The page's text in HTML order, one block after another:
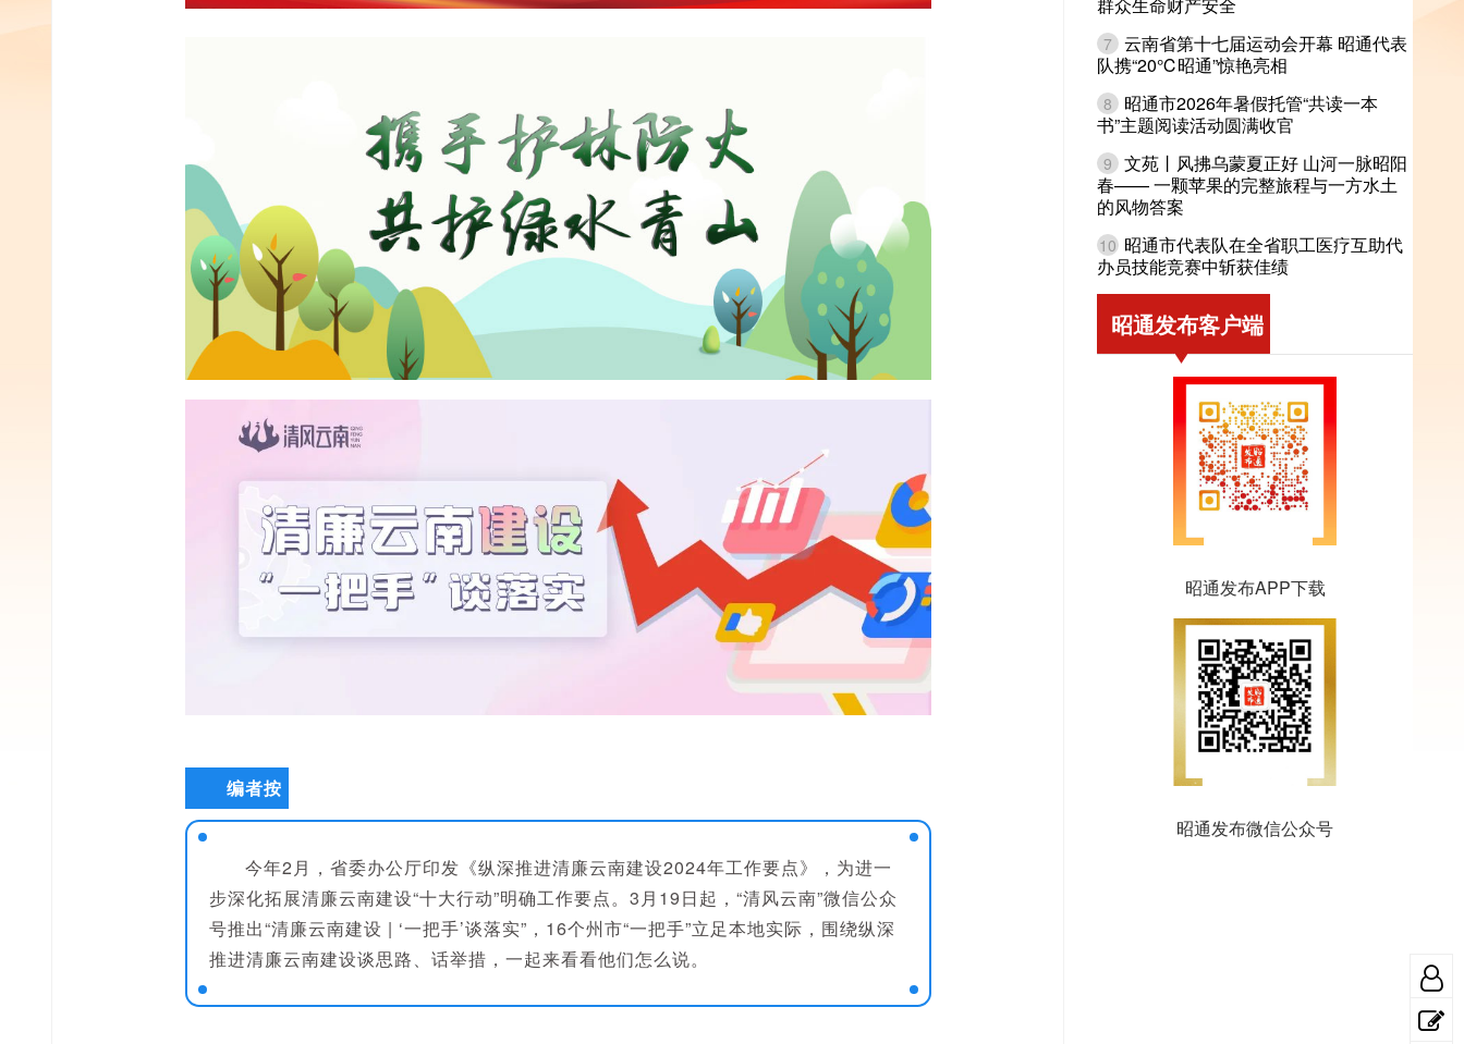
编者按
今年2月，省委办公厅印发《纵深推进清廉云南建设2024年工作要点》，为进一
步深化拓展清廉云南建设“十大行动”明确工作要点。3月19日起，“清风云南”微信公众
号推出“清廉云南建设 | ‘一把手’谈落实”，16个州市“一把手”立足本地实际，围绕纵深
推进清廉云南建设谈思路、话举措，一起来看看他们怎么说。
7 云南省第十七届运动会开幕 昭通代表
队携“20℃昭通”惊艳亮相
8
昭通市2026年暑假托管“共读一本
书”主题阅读活动圆满收官
9 文苑丨风拂乌蒙夏正好 山河一脉昭阳
春—— 一颗苹果的完整旅程与一方水土
的风物答案
10 昭通市代表队在全省职工医疗互助代
办员技能竞赛中斩获佳绩
昭通发布客户端
昭通发布APP下载
昭通发布微信公众号